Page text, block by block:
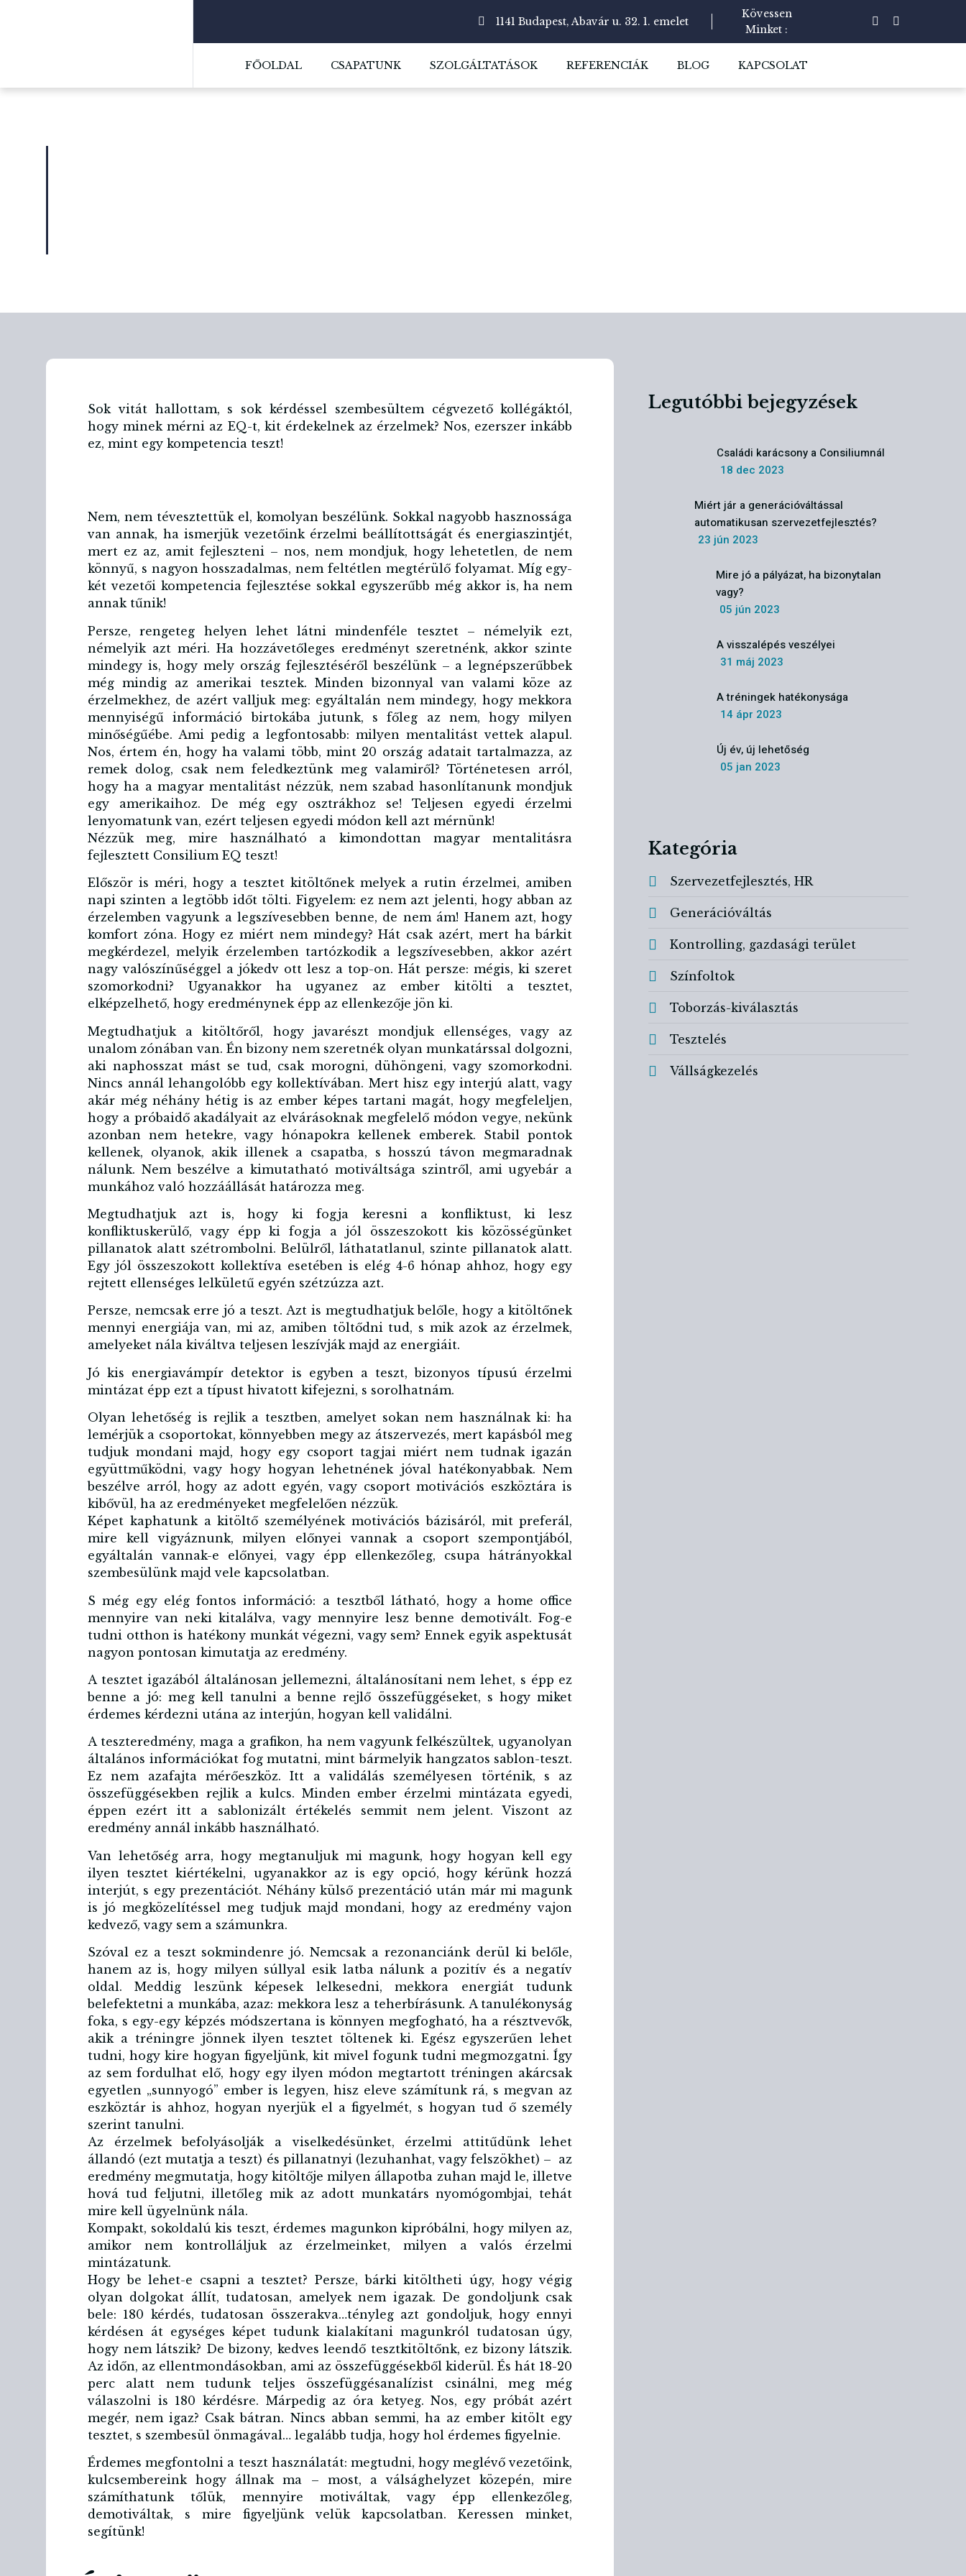
1141 Budapest, Abavár u. 32. 1. emelet
Kövessen
Minket :
FŐOLDAL CSAPATUNK SZOLGÁLTATÁSOK REFERENCIÁK BLOG KAPCSOLAT
Sok vitát hallottam, s sok kérdéssel szembesültem cégvezető kollégáktól,
hogy minek mérni az EQ-t, kit érdekelnek az érzelmek? Nos, ezerszer inkább
ez, mint egy kompetencia teszt!
Nem, nem tévesztettük el, komolyan beszélünk. Sokkal nagyobb hasznossága
van annak, ha ismerjük vezetőink érzelmi beállítottságát és energiaszintjét,
mert ez az, amit fejleszteni – nos, nem mondjuk, hogy lehetetlen, de nem
könnyű, s nagyon hosszadalmas, nem feltétlen megtérülő folyamat. Míg egy-
két vezetői kompetencia fejlesztése sokkal egyszerűbb még akkor is, ha nem
annak tűnik!
Persze, rengeteg helyen lehet látni mindenféle tesztet – némelyik ezt,
némelyik azt méri. Ha hozzávetőleges eredményt szeretnénk, akkor szinte
mindegy is, hogy mely ország fejlesztéséről beszélünk – a legnépszerűbbek
még mindig az amerikai tesztek. Minden bizonnyal van valami köze az
érzelmekhez, de azért valljuk meg: egyáltalán nem mindegy, hogy mekkora
mennyiségű információ birtokába jutunk, s főleg az nem, hogy milyen
minőségűébe. Ami pedig a legfontosabb: milyen mentalitást vettek alapul.
Nos, értem én, hogy ha valami több, mint 20 ország adatait tartalmazza, az
remek dolog, csak nem feledkeztünk meg valamiről? Történetesen arról,
hogy ha a magyar mentalitást nézzük, nem szabad hasonlítanunk mondjuk
egy amerikaihoz. De még egy osztrákhoz se! Teljesen egyedi érzelmi
lenyomatunk van, ezért teljesen egyedi módon kell azt mérnünk!
Nézzük meg, mire használható a kimondottan magyar mentalitásra
fejlesztett Consilium EQ teszt!
Először is méri, hogy a tesztet kitöltőnek melyek a rutin érzelmei, amiben
napi szinten a legtöbb időt tölti. Figyelem: ez nem azt jelenti, hogy abban az
érzelemben vagyunk a legszívesebben benne, de nem ám! Hanem azt, hogy
komfort zóna. Hogy ez miért nem mindegy? Hát csak azért, mert ha bárkit
megkérdezel, melyik érzelemben tartózkodik a legszívesebben, akkor azért
nagy valószínűséggel a jókedv ott lesz a top-on. Hát persze: mégis, ki szeret
szomorkodni? Ugyanakkor ha ugyanez az ember kitölti a tesztet,
elképzelhető, hogy eredménynek épp az ellenkezője jön ki.
Megtudhatjuk a kitöltőről, hogy javarészt mondjuk ellenséges, vagy az
unalom zónában van. Én bizony nem szeretnék olyan munkatárssal dolgozni,
aki naphosszat mást se tud, csak morogni, dühöngeni, vagy szomorkodni.
Nincs annál lehangolóbb egy kollektívában. Mert hisz egy interjú alatt, vagy
akár még néhány hétig is az ember képes tartani magát, hogy megfeleljen,
hogy a próbaidő akadályait az elvárásoknak megfelelő módon vegye, nekünk
azonban nem hetekre, vagy hónapokra kellenek emberek. Stabil pontok
kellenek, olyanok, akik illenek a csapatba, s hosszú távon megmaradnak
nálunk. Nem beszélve a kimutatható motiváltsága szintről, ami ugyebár a
munkához való hozzáállását határozza meg.
Megtudhatjuk azt is, hogy ki fogja keresni a konfliktust, ki lesz
konfliktuskerülő, vagy épp ki fogja a jól összeszokott kis közösségünket
pillanatok alatt szétrombolni. Belülről, láthatatlanul, szinte pillanatok alatt.
Egy jól összeszokott kollektíva esetében is elég 4-6 hónap ahhoz, hogy egy
rejtett ellenséges lelkületű egyén szétzúzza azt.
Persze, nemcsak erre jó a teszt. Azt is megtudhatjuk belőle, hogy a kitöltőnek
mennyi energiája van, mi az, amiben töltődni tud, s mik azok az érzelmek,
amelyeket nála kiváltva teljesen leszívják majd az energiáit.
Jó kis energiavámpír detektor is egyben a teszt, bizonyos típusú érzelmi
mintázat épp ezt a típust hivatott kifejezni, s sorolhatnám.
Olyan lehetőség is rejlik a tesztben, amelyet sokan nem használnak ki: ha
lemérjük a csoportokat, könnyebben megy az átszervezés, mert kapásból meg
tudjuk mondani majd, hogy egy csoport tagjai miért nem tudnak igazán
együttműködni, vagy hogy hogyan lehetnének jóval hatékonyabbak. Nem
beszélve arról, hogy az adott egyén, vagy csoport motivációs eszköztára is
kibővül, ha az eredményeket megfelelően nézzük.
Képet kaphatunk a kitöltő személyének motivációs bázisáról, mit preferál,
mire kell vigyáznunk, milyen előnyei vannak a csoport szempontjából,
egyáltalán vannak-e előnyei, vagy épp ellenkezőleg, csupa hátrányokkal
szembesülünk majd vele kapcsolatban.
S még egy elég fontos információ: a tesztből látható, hogy a home office
mennyire van neki kitalálva, vagy mennyire lesz benne demotivált. Fog-e
tudni otthon is hatékony munkát végezni, vagy sem? Ennek egyik aspektusát
nagyon pontosan kimutatja az eredmény.
A tesztet igazából általánosan jellemezni, általánosítani nem lehet, s épp ez
benne a jó: meg kell tanulni a benne rejlő összefüggéseket, s hogy miket
érdemes kérdezni utána az interjún, hogyan kell validálni.
A teszteredmény, maga a grafikon, ha nem vagyunk felkészültek, ugyanolyan
általános információkat fog mutatni, mint bármelyik hangzatos sablon-teszt.
Ez nem azafajta mérőeszköz. Itt a validálás személyesen történik, s az
összefüggésekben rejlik a kulcs. Minden ember érzelmi mintázata egyedi,
éppen ezért itt a sablonizált értékelés semmit nem jelent. Viszont az
eredmény annál inkább használható.
Van lehetőség arra, hogy megtanuljuk mi magunk, hogy hogyan kell egy
ilyen tesztet kiértékelni, ugyanakkor az is egy opció, hogy kérünk hozzá
interjút, s egy prezentációt. Néhány külső prezentáció után már mi magunk
is jó megközelítéssel meg tudjuk majd mondani, hogy az eredmény vajon
kedvező, vagy sem a számunkra.
Szóval ez a teszt sokmindenre jó. Nemcsak a rezonanciánk derül ki belőle,
hanem az is, hogy milyen súllyal esik latba nálunk a pozitív és a negatív
oldal. Meddig leszünk képesek lelkesedni, mekkora energiát tudunk
belefektetni a munkába, azaz: mekkora lesz a teherbírásunk. A tanulékonyság
foka, s egy-egy képzés módszertana is könnyen megfogható, ha a résztvevők,
akik a tréningre jönnek ilyen tesztet töltenek ki. Egész egyszerűen lehet
tudni, hogy kire hogyan figyeljünk, kit mivel fogunk tudni megmozgatni. Így
az sem fordulhat elő, hogy egy ilyen módon megtartott tréningen akárcsak
egyetlen „sunnyogó” ember is legyen, hisz eleve számítunk rá, s megvan az
eszköztár is ahhoz, hogyan nyerjük el a figyelmét, s hogyan tud ő személy
szerint tanulni.
Az érzelmek befolyásolják a viselkedésünket, érzelmi attitűdünk lehet
állandó (ezt mutatja a teszt) és pillanatnyi (lezuhanhat, vagy felszökhet) – az
eredmény megmutatja, hogy kitöltője milyen állapotba zuhan majd le, illetve
hová tud feljutni, illetőleg mik az adott munkatárs nyomógombjai, tehát
mire kell ügyelnünk nála.
Kompakt, sokoldalú kis teszt, érdemes magunkon kipróbálni, hogy milyen az,
amikor nem kontrolláljuk az érzelmeinket, milyen a valós érzelmi
mintázatunk.
Hogy be lehet-e csapni a tesztet? Persze, bárki kitöltheti úgy, hogy végig
olyan dolgokat állít, tudatosan, amelyek nem igazak. De gondoljunk csak
bele: 180 kérdés, tudatosan összerakva…tényleg azt gondoljuk, hogy ennyi
kérdésen át egységes képet tudunk kialakítani magunkról tudatosan úgy,
hogy nem látszik? De bizony, kedves leendő tesztkitöltőnk, ez bizony látszik.
Az időn, az ellentmondásokban, ami az összefüggésekből kiderül. És hát 18-20
perc alatt nem tudunk teljes összefüggésanalízist csinálni, meg még
válaszolni is 180 kérdésre. Márpedig az óra ketyeg. Nos, egy próbát azért
megér, nem igaz? Csak bátran. Nincs abban semmi, ha az ember kitölt egy
tesztet, s szembesül önmagával… legalább tudja, hogy hol érdemes figyelnie.
Érdemes megfontolni a teszt használatát: megtudni, hogy meglévő vezetőink,
kulcsembereink hogy állnak ma – most, a válsághelyzet közepén, mire
számíthatunk tőlük, mennyire motiváltak, vagy épp ellenkezőleg,
demotiváltak, s mire figyeljünk velük kapcsolatban. Keressen minket,
segítünk!
Legutóbbi bejegyzések
Családi karácsony a Consiliumnál
18 dec 2023
Miért jár a generációváltással
automatikusan szervezetfejlesztés?
23 jún 2023
Mire jó a pályázat, ha bizonytalan
vagy?
05 jún 2023
A visszalépés veszélyei
31 máj 2023
A tréningek hatékonysága
14 ápr 2023
Új év, új lehetőség
05 jan 2023
Kategória
Szervezetfejlesztés, HR
Generációváltás
Kontrolling, gazdasági terület
Színfoltok
Toborzás-kiválasztás
Tesztelés
Vállságkezelés